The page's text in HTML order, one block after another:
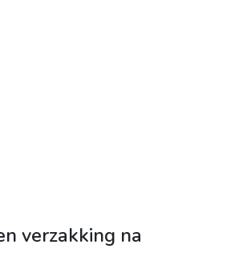
verzakking na